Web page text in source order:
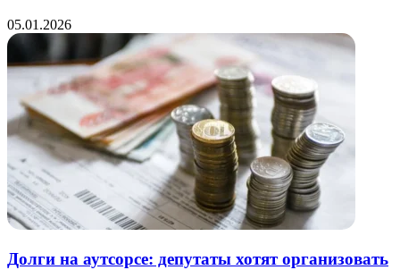
05.01.2026
Долги на аутсорсе: депутаты хотят организовать